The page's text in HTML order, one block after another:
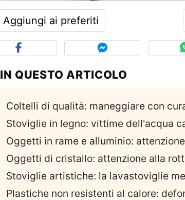
Aggiungi ai preferiti
IN QUESTO ARTICOLO
Coltelli di qualità: maneggiare con
Stoviglie in legno: vittime dell'acqua
Oggetti in rame e alluminio:
Oggetti di cristallo: attenzione alla
Stoviglie artistiche: la lavastoviglie
Plastiche non resistenti al calore: